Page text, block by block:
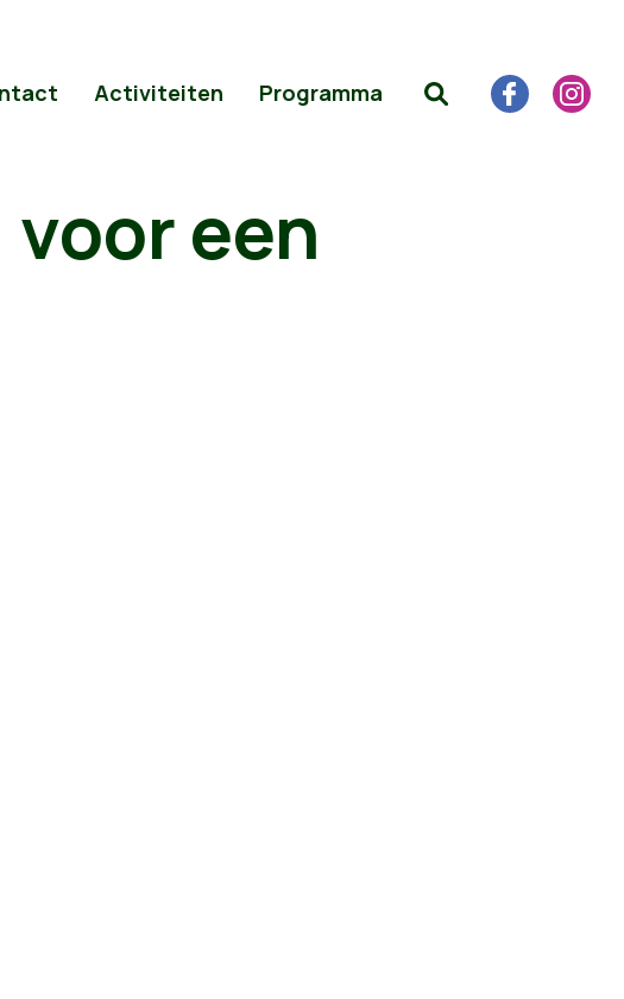
Activiteiten Programma
een